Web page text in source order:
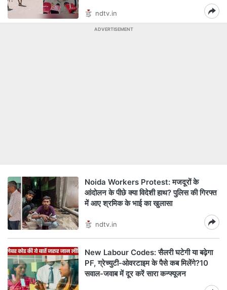
ndtv.in
ADVERTISEMENT
Noida Workers Protest: मजदूरों के
आंदोलन के पीछे क्या विदेशी हाथ? पुलिस की गिरफ्त
में आए श्रमिक के भाई का खुलासा
ndtv.in
New Labour Codes: सैलरी घटेगी या बढ़ेगा
PF, ग्रेच्युटी-ओवरटाइम के पैसे कब मिलेंगे?10
सवाल-जवाब में दूर करें सारा कन्‍फ्यूजन